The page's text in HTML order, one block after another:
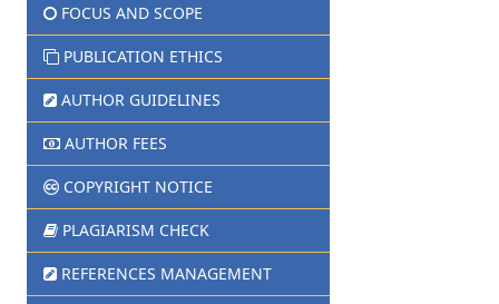
FOCUS AND SCOPE
PUBLICATION ETHICS
AUTHOR GUIDELINES
AUTHOR FEES
COPYRIGHT NOTICE
PLAGIARISM CHECK
REFERENCES MANAGEMENT